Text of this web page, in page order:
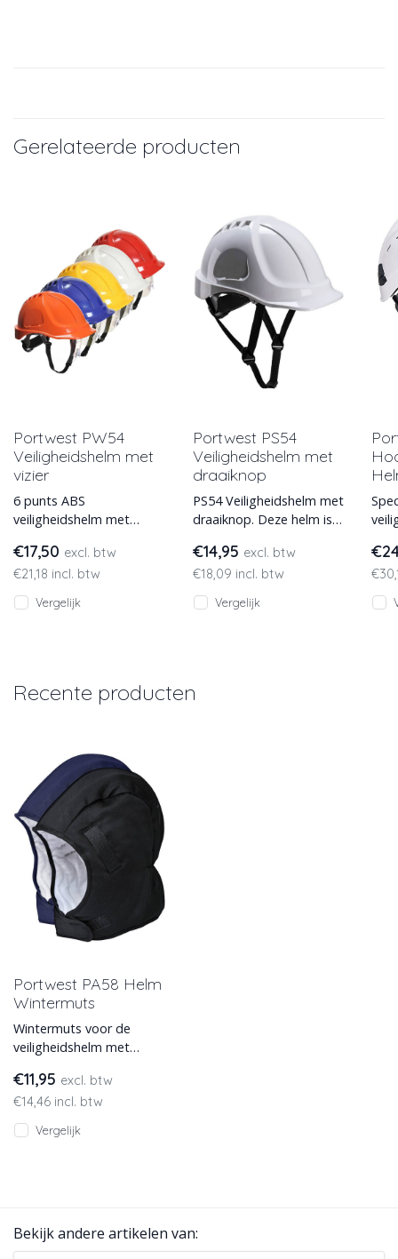
Gerelateerde producten
Portwest PW54
Veiligheidshelm met
vizier
6 punts ABS
veiligheidshelm met
om te verstellen en
verstelbaar. Inclusief zwe
€17,50 excl. btw
€21,18 incl. btw
Vergelijk
Portwest PS54
Veiligheidshelm met
draaiknop
PS54 Veiligheidshelm met
draaiknop. Deze helm is
voor vele specialisten op
de b
€14,95 excl. btw
€18,09 incl. btw
Vergelijk
en
Recente producten
Portwest PA58 Helm
Wintermuts
Wintermuts voor de
veiligheidshelm met
geschikt is voor het
dragen bij alle h
€11,95 excl. btw
€14,46 incl. btw
Vergelijk
Bekijk andere artikelen van: